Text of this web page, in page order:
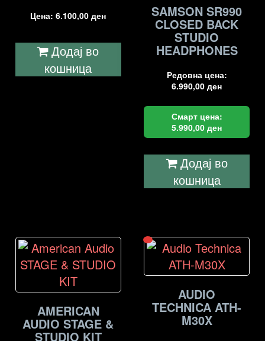
Цена:6.100,00ден
Додај во
кошница
SAMSON SR990
CLOSED BACK
STUDIO
HEADPHONES
Редовна цена:
6.990,00ден
Смарт цена:
5.990,00ден
Додај во
кошница
AMERICAN
AUDIO STAGE &
STUDIO KIT
AUDIO
TECHNICA ATH-
M30X